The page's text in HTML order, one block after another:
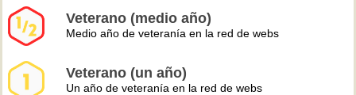
Veterano (medio año)
Medio año de veteranía en la red de webs
Veterano (un año)
Un año de veteranía en la red de webs